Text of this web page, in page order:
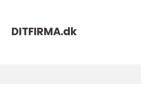
DITFIRMA.dk